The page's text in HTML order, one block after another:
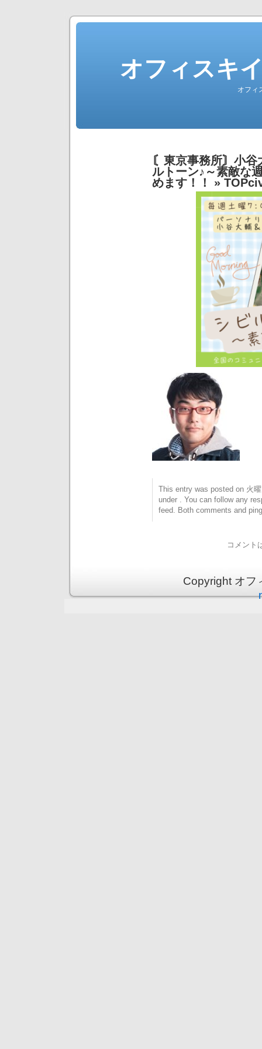
オフィスキ
オフィ
〘東京事務所〙小
ルトーン♪～素敵な
めます！！
»
This entry was posted on 火
under . You can follow any
feed. Both comments and
コメント
Copyright オ